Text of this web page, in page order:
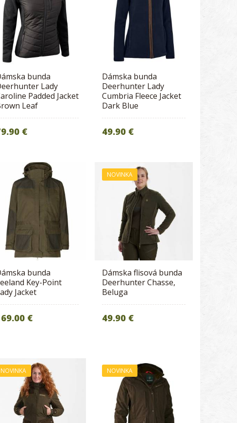
bunda
Lady
Padded Jacket
Leaf
€
Dámska bunda
Deerhunter Lady
Cumbria Fleece Jacket
Dark Blue
49.90 €
bunda
Key-Point
Jacket
€
NOVINKA
Dámska flisová bunda
Deerhunter Chasse,
Beluga
49.90 €
NOVINKA NOVINKA